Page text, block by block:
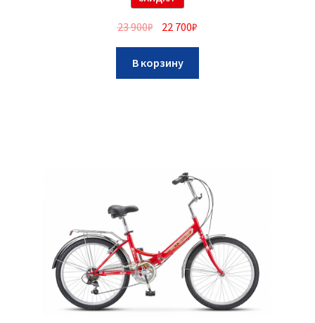
23 900₽ 22 700₽
В корзину